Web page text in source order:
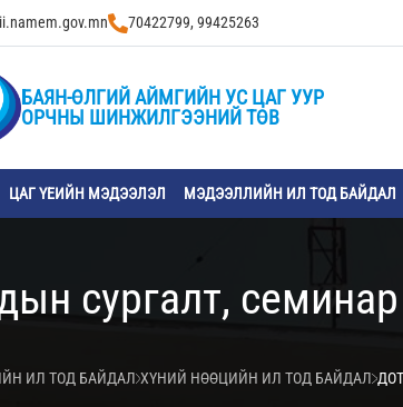
70422799, 99425263
БАЯН-ӨЛГИЙ АЙМГИЙН УС ЦАГ УУР
ОРЧНЫ ШИНЖИЛГЭЭНИЙ ТӨВ
ЦАГ ҮЕИЙН МЭДЭЭЛЭЛ МЭДЭЭЛЛИЙН ИЛ ТОД БАЙДАЛ
сургалт, семинар
ИЛ ТОД БАЙДАЛ ХҮНИЙ НӨӨЦИЙН ИЛ ТОД БАЙДАЛ